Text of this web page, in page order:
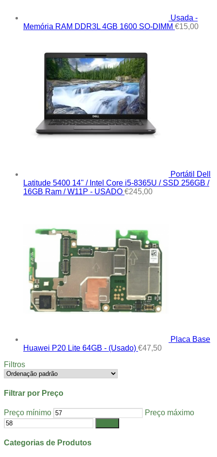
Usada -
Memória RAM DDR3L 4GB 1600 SO-DIMM €15,00
Portátil Dell
Latitude 5400 14" / Intel Core i5-8365U / SSD 256GB /
16GB Ram / W11P - USADO €245,00
Placa Base
Huawei P20 Lite 64GB - (Usado) €47,50
Filtros
Filtrar por Preço
Preço mínimo Preço máximo
Categorias de Produtos